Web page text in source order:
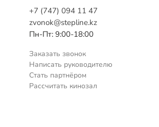
+7 (747) 094 11 47
zvonok@stepline.kz
Пн-Пт: 9:00-18:00
Заказать звонок
Написать руководителю
Стать партнёром
Рассчитать кинозал